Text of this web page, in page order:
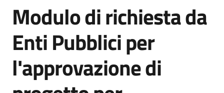
Atti
Modulo di richiesta da
Enti Pubblici per
l'approvazione di